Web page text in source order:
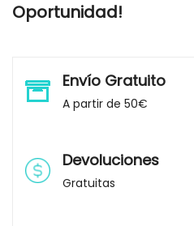
Oportunidad!
Envío Gratuito
A partir de 50€
Devoluciones
Gratuitas